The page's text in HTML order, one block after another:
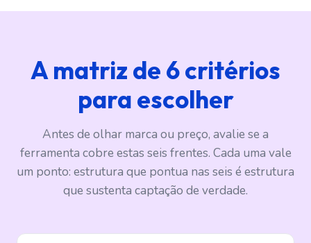
A matriz de 6 critérios
para escolher
Antes de olhar marca ou preço, avalie se a
ferramenta cobre estas seis frentes. Cada uma vale
um ponto: estrutura que pontua nas seis é estrutura
que sustenta captação de verdade.